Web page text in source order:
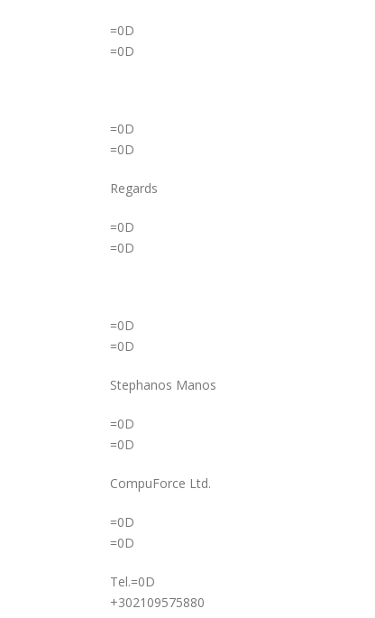
=0D
=0D
=0D
=0D
Regards
=0D
=0D
=0D
=0D
Stephanos Manos
=0D
=0D
CompuForce Ltd.
=0D
=0D
Tel.=0D
+302109575880